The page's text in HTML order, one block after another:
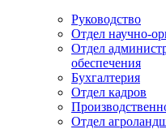
Руководство
Отдел научно-
Отдел
обеспечения
Бухгалтерия
Отдел кадров
Отдел